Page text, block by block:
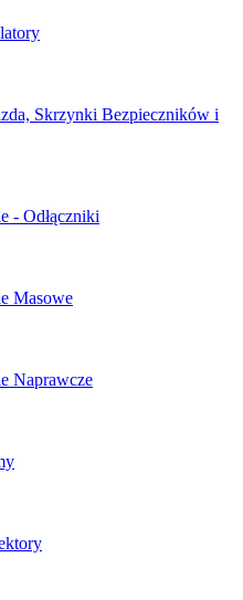
Skrzynki Bezpieczników i
- Odłączniki
Masowe
Naprawcze